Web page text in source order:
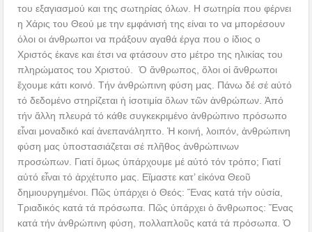
του εξαγιασμού και της σωτηρίας όλων. Η σωτηρία που φέρνει
η Χάρις του Θεού με την εμφάνισή της είναι το να μπορέσουν
όλοι οι άνθρωποι να πράξουν αγαθά έργα που ο ίδιος ο
Χριστός έκανε και έτσι να φτάσουν στο μέτρο της ηλικίας του
πληρώματος του Χριστού.Ὁ ἄνθρωπος,ὅλοι οἱ ἄνθρωποι
ἔχουμε κάτι κοινό. Τήνἀνθρώπινη φύση μας. Πάνω δέ σέ αὐτό
τό δεδομένο στηρίζεταιἡ ἰσοτιμίαὅλων τῶνἀνθρώπων.Ἀπό
τήνἄλλη πλευρά τό κάθε συγκεκριμένοἀνθρώπινο πρόσωπο
εἶναι μοναδικό καίἀνεπανάληπτο.Ἡ κοινή, λοιπόν,ἀνθρώπινη
φύση μας ὑποστασιάζεται σέ πλῆθοςἀνθρώπινων
προσώπων. Γιατίὅμως ὑπάρχουμε μέ αὐτό τόν τρόπο; Γιατί
αὐτό εἶναι τόἀρχέτυπο μας. Εἴμαστε κατ’ εἰκόνα Θεοῦ
δημιουργημένοι. Πῶς ὑπάρχειὁ Θεός:Ἕνας κατά τήν οὐσία,
Τριαδικός κατά τά πρόσωπα. Πῶς ὑπάρχειὁ ἄνθρωπος:Ἕνας
κατά τήνἀνθρώπινη φύση, πολλαπλοῦς κατά τά πρόσωπα.Ὁ